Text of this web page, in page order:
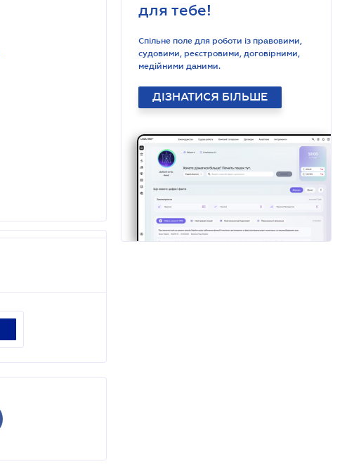
для тебе!
Спільне поле для роботи із правовими,
судовими, реєстровими, договірними,
медійними даними.
ДІЗНАТИСЯ БІЛЬШЕ